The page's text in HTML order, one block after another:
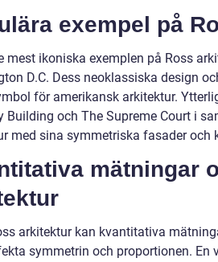
exempel på
mest ikoniska exemplen på Ross
D.C. Dess neoklassiska design
för amerikansk arkitektur.
Building och The Supreme Court i
med sina symmetriska fasader och
mätningar
arkitektur kan kvantitativa
symmetrin och proportionen.